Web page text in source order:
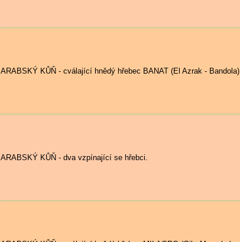
ARABSKÝ KŮŇ - cválající hnědý hřebec BANAT (El Azrak - Bandola).
ARABSKÝ KŮŇ - dva vzpínající se hřebci.